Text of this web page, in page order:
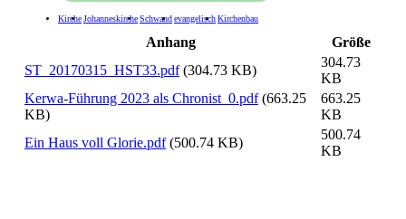
KircheJohanneskircheSchwandevangelischKirchenbau
Anhang
Größe
ST_20170315_HST33.pdf (304.73 KB)
304.73
KB
Kerwa-Führung 2023 als Chronist_0.pdf (663.25
KB)
663.25
KB
Ein Haus voll Glorie.pdf (500.74 KB)
500.74
KB